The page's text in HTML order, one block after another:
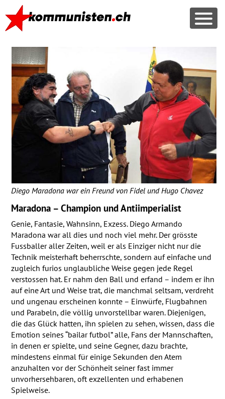
Diego Maradona war ein Freund von Fidel und Hugo Chavez
Maradona – Champion und Antiimperialist
Genie, Fantasie, Wahnsinn, Exzess. Diego Armando
Maradona war all dies und noch viel mehr. Der grösste
Fussballer aller Zeiten, weil er als Einziger nicht nur die
Technik meisterhaft beherrschte, sondern auf einfache und
zugleich furios unglaubliche Weise gegen jede Regel
verstossen hat. Er nahm den Ball und erfand – indem er ihn
auf eine Art und Weise trat, die manchmal seltsam, verdreht
und ungenau erscheinen konnte – Einwürfe, Flugbahnen
und Parabeln, die völlig unvorstellbar waren. Diejenigen,
die das Glück hatten, ihn spielen zu sehen, wissen, dass die
Emotion seines “bailar futbol” alle, Fans der Mannschaften,
in denen er spielte, und seine Gegner, dazu brachte,
mindestens einmal für einige Sekunden den Atem
anzuhalten vor der Schönheit seiner fast immer
unvorhersehbaren, oft exzellenten und erhabenen
Spielweise.